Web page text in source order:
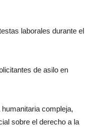
laborales durante el
de asilo en
compleja,
sobre el derecho a la